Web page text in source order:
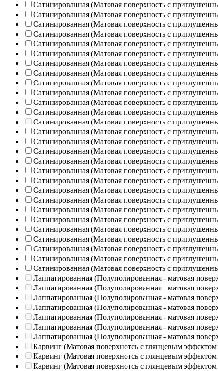
Сатинированная (Матовая поверхность с
Сатинированная (Матовая поверхность с
Сатинированная (Матовая поверхность с
Сатинированная (Матовая поверхность с
Сатинированная (Матовая поверхность с
Сатинированная (Матовая поверхность с
Сатинированная (Матовая поверхность с
Сатинированная (Матовая поверхность с
Сатинированная (Матовая поверхность с
Сатинированная (Матовая поверхность с
Сатинированная (Матовая поверхность с
Сатинированная (Матовая поверхность с
Сатинированная (Матовая поверхность с
Сатинированная (Матовая поверхность с
Сатинированная (Матовая поверхность с
Сатинированная (Матовая поверхность с
Сатинированная (Матовая поверхность с
Сатинированная (Матовая поверхность с
Сатинированная (Матовая поверхность с
Сатинированная (Матовая поверхность с
Сатинированная (Матовая поверхность с
Сатинированная (Матовая поверхность с
Сатинированная (Матовая поверхность с
Сатинированная (Матовая поверхность с
Сатинированная (Матовая поверхность с
Сатинированная (Матовая поверхность с
Сатинированная (Матовая поверхность с
Сатинированная (Матовая поверхность с
Лаппатированная (Полуполированная - матовая
Лаппатированная (Полуполированная - матовая
Лаппатированная (Полуполированная - матовая
Лаппатированная (Полуполированная - матовая
Лаппатированная (Полуполированная - матовая
Лаппатированная (Полуполированная - матовая
Лаппатированная (Полуполированная - матовая
Карвинг (Матовая поверхнотсь с глянцевым эффектом
Карвинг (Матовая поверхнотсь с глянцевым эффектом
Карвинг (Матовая поверхнотсь с глянцевым эффектом